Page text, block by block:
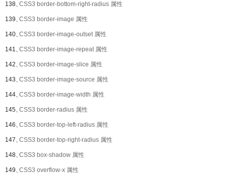
138、CSS3 border-bottom-right-radius 属性
139、CSS3 border-image 属性
140、CSS3 border-image-outset 属性
141、CSS3 border-image-repeat 属性
142、CSS3 border-image-slice 属性
143、CSS3 border-image-source 属性
144、CSS3 border-image-width 属性
145、CSS3 border-radius 属性
146、CSS3 border-top-left-radius 属性
147、CSS3 border-top-right-radius 属性
148、CSS3 box-shadow 属性
149、CSS3 overflow-x 属性